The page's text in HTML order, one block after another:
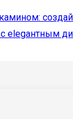
с elegантным